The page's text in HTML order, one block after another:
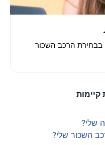
בבחירת הרכב השכור
שלי?
השכור שלי?